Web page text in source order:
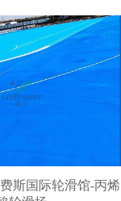
斯国际轮滑馆-丙烯